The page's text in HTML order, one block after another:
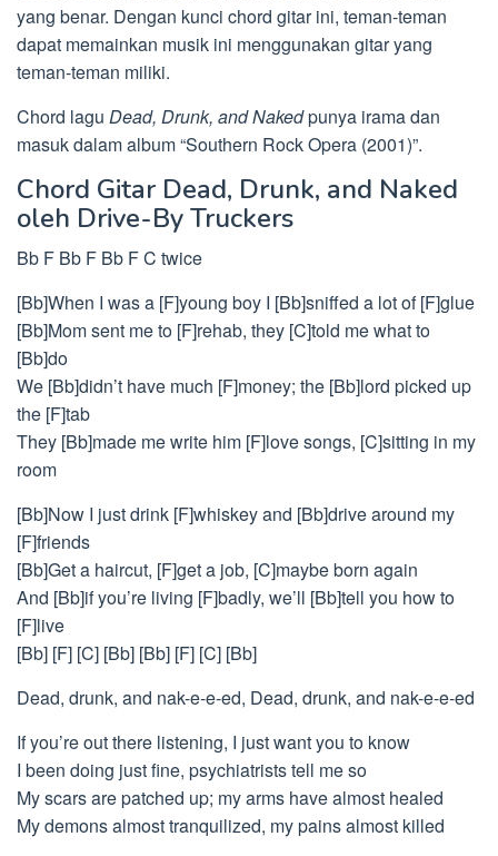
yang benar. Dengan kunci chord gitar ini, teman-teman
dapat memainkan musik ini menggunakan gitar yang
teman-teman miliki.
Chord lagu Dead, Drunk, and Nakedpunya irama dan
masuk dalam album “Southern Rock Opera (2001)”.
Chord Gitar Dead, Drunk, and Naked
oleh Drive-By Truckers
Bb F Bb F Bb F C twice
[Bb]When I was a [F]young boy I [Bb]sniffed a lot of [F]glue
[Bb]Mom sent me to [F]rehab, they [C]told me what to
[Bb]do
We [Bb]didn’t have much [F]money; the [Bb]lord picked up
the [F]tab
They [Bb]made me write him [F]love songs, [C]sitting in my
room
[Bb]Now I just drink [F]whiskey and [Bb]drive around my
[F]friends
[Bb]Get a haircut, [F]get a job, [C]maybe born again
And [Bb]if you’re living [F]badly, we’ll [Bb]tell you how to
[F]live
[Bb] [F] [C] [Bb] [Bb] [F] [C] [Bb]
Dead, drunk, and nak-e-e-ed, Dead, drunk, and nak-e-e-ed
If you’re out there listening, I just want you to know
I been doing just fine, psychiatrists tell me so
My scars are patched up; my arms have almost healed
My demons almost tranquilized, my pains almost killed